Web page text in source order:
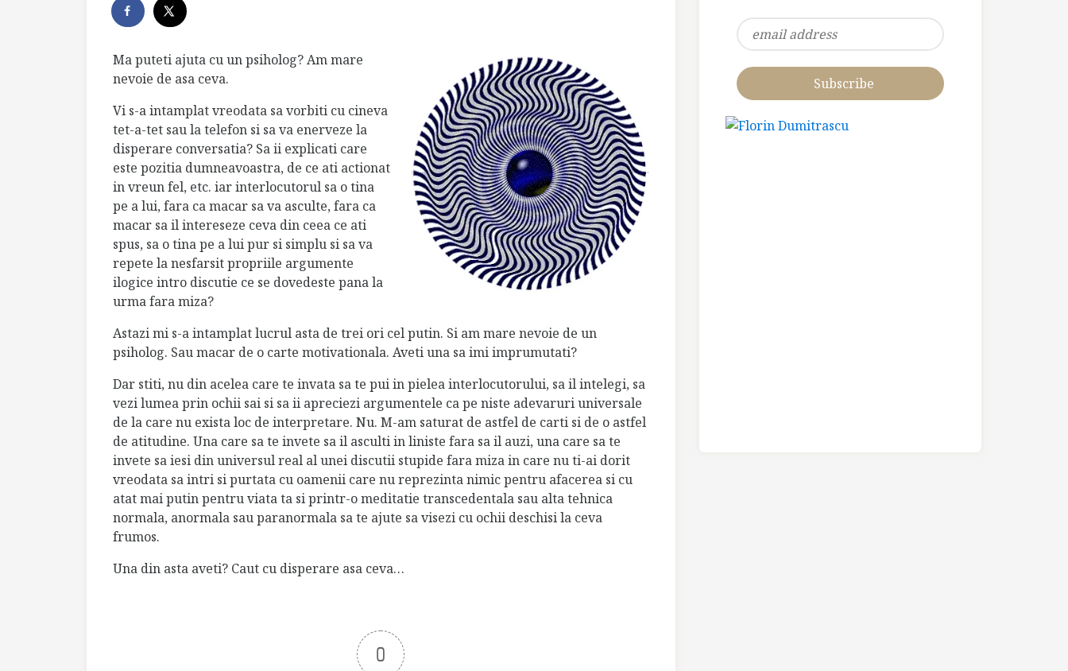
Ma puteti ajuta cu un psiholog? Am mare
nevoie de asa ceva.
Vi s-a intamplat vreodata sa vorbiti cu cineva
tet-a-tet sau la telefon si sa va enerveze la
disperare conversatia? Sa ii explicati care
este pozitia dumneavoastra, de ce ati actionat
in vreun fel, etc. iar interlocutorul sa o tina
pe a lui, fara ca macar sa va asculte, fara ca
macar sa il intereseze ceva din ceea ce ati
spus, sa o tina pe a lui pur si simplu si sa va
repete la nesfarsit propriile argumente
ilogice intro discutie ce se dovedeste pana la
urma fara miza?
Astazi mi s-a intamplat lucrul asta de trei ori cel putin. Si am mare nevoie de un
psiholog. Sau macar de o carte motivationala. Aveti una sa imi imprumutati?
Dar stiti, nu din acelea care te invata sa te pui in pielea interlocutorului, sa il intelegi, sa
vezi lumea prin ochii sai si sa ii apreciezi argumentele ca pe niste adevaruri universale
de la care nu exista loc de interpretare. Nu. M-am saturat de astfel de carti si de o astfel
de atitudine. Una care sa te invete sa il asculti in liniste fara sa il auzi, una care sa te
invete sa iesi din universul real al unei discutii stupide fara miza in care nu ti-ai dorit
vreodata sa intri si purtata cu oamenii care nu reprezinta nimic pentru afacerea si cu
atat mai putin pentru viata ta si printr-o meditatie transcedentala sau alta tehnica
normala, anormala sau paranormala sa te ajute savisezi cu ochii deschisi la ceva
frumos.
Una din asta aveti? Caut cu disperare asa ceva…
0